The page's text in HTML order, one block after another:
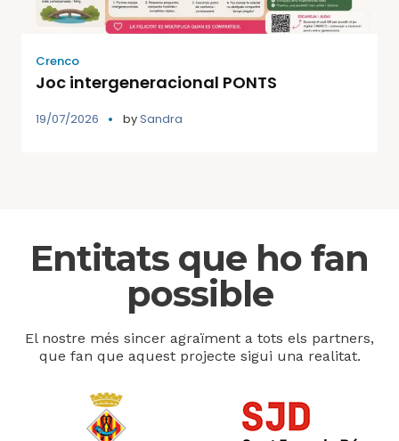
Crenco
Joc intergeneracional PONTS
19/07/2026 bySandra
Entitats que ho fan
possible
El nostre més sincer agraïment a tots els partners,
que fan que aquest projecte sigui una realitat.